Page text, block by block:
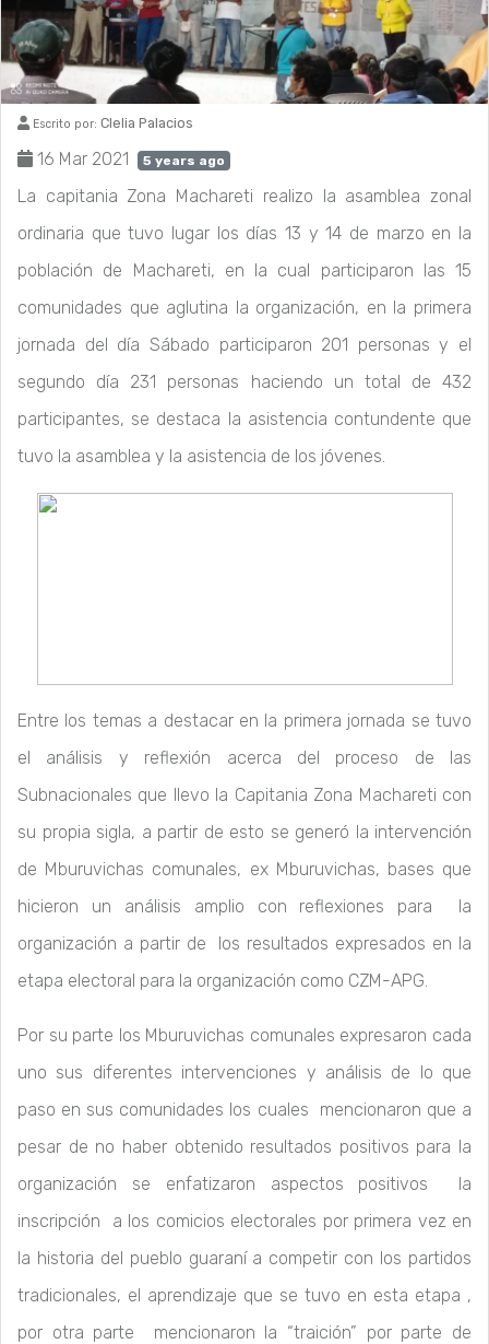
Escrito por: Clelia Palacios
16 Mar 2021 5 years ago
La capitania Zona Machareti realizo la asamblea zonal
ordinaria que tuvo lugar los días 13 y 14 de marzo en la
población de Machareti, en la cual participaron las 15
comunidades que aglutina la organización, en la primera
jornada del día Sábado participaron 201 personas y el
segundo día 231 personas haciendo un total de 432
participantes, se destaca la asistencia contundente que
tuvo la asamblea y la asistencia de los jóvenes.
Entre los temas a destacar en la primera jornada se tuvo
el análisis y reflexión acerca del proceso de las
Subnacionales que llevo la Capitania Zona Machareti con
su propia sigla, a partir de esto se generó la intervención
de Mburuvichas comunales, ex Mburuvichas, bases que
hicieron un análisis amplio con reflexiones para la
organización a partir de los resultados expresados en la
etapa electoral para la organización como CZM-APG.
Por su parte los Mburuvichas comunales expresaron cada
uno sus diferentes intervenciones y análisis de lo que
paso en sus comunidades los cuales mencionaron que a
pesar de no haber obtenido resultados positivos para la
organización se enfatizaron aspectos positivos la
inscripción a los comicios electorales por primera vez en
la historia del pueblo guaraní a competir con los partidos
tradicionales, el aprendizaje que se tuvo en esta etapa ,
por otra parte mencionaron la “traición” por parte de